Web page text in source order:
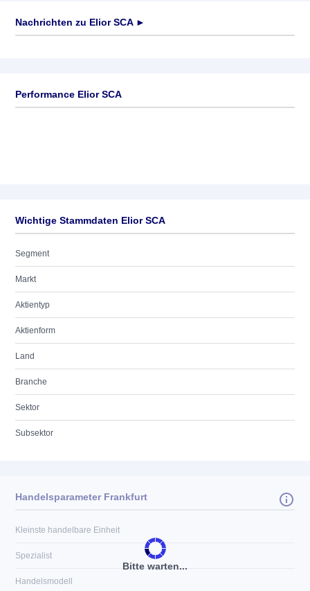
Nachrichten zu Elior SCA►
Performance Elior SCA
Wichtige Stammdaten Elior SCA
Segment
Markt
Aktientyp
Aktienform
Land
Branche
Sektor
Subsektor
Bitte warten...
Handelsparameter Frankfurt
Kleinste handelbare Einheit
Spezialist
Handelsmodell